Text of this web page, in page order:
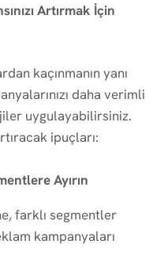
Artırmak İçin
kaçınmanın yanı
daha verimli
uygulayabilirsiniz.
ipuçları:
Ayırın
farklı segmentler
kampanyaları